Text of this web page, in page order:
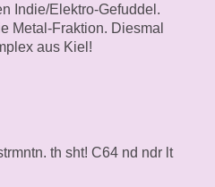
Indie/Elektro-Gefuddel.
Metal-Fraktion. Diesmal
aus Kiel!
th sht! C64 nd ndr lt